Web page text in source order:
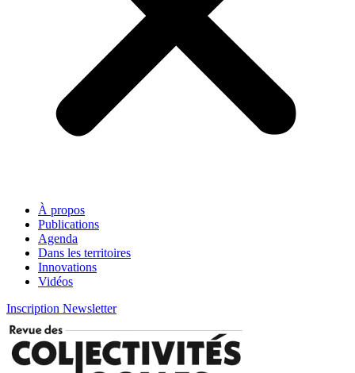
À propos
Publications
Agenda
Dans les territoires
Innovations
Vidéos
Inscription Newsletter